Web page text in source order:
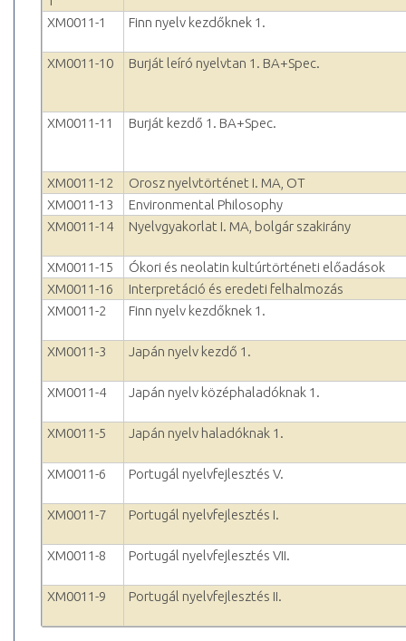
XM0011-1 Finn nyelv kezdőknek 1.
XM0011-10 Burját leíró nyelvtan 1. BA+Spec.
XM0011-11 Burját kezdő 1. BA+Spec.
XM0011-12
Orosz nyelvtörténet I. MA, OT
XM0011-13
Environmental Philosophy
XM0011-14
Nyelvgyakorlat I. MA, bolgár szakirány
XM0011-15
Ókori és neolatin kultúrtörténeti előadások
XM0011-16
Interpretáció és eredeti felhalmozás
XM0011-2
Finn nyelv kezdőknek 1.
XM0011-3 Japán nyelv kezdő 1.
XM0011-4 Japán nyelv középhaladóknak 1.
XM0011-5 Japán nyelv haladóknak 1.
XM0011-6 Portugál nyelvfejlesztés V.
XM0011-7 Portugál nyelvfejlesztés I.
XM0011-8 Portugál nyelvfejlesztés VII.
XM0011-9 Portugál nyelvfejlesztés II.